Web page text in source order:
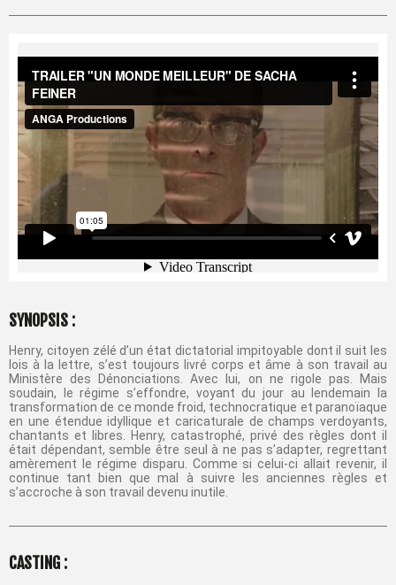
SYNOPSIS :
Henry, citoyen zélé d’un état dictatorial impitoyable dont il suit les
lois à la lettre, s’est toujours livré corps et âme à son travail au
Ministère des Dénonciations. Avec lui, on ne rigole pas. Mais
soudain, le régime s’effondre, voyant du jour au lendemain la
transformation de ce monde froid, technocratique et paranoïaque
en une étendue idyllique et caricaturale de champs verdoyants,
chantants et libres. Henry, catastrophé, privé des règles dont il
était dépendant, semble être seul à ne pas s’adapter, regrettant
amèrement le régime disparu. Comme si celui-ci allait revenir, il
continue tant bien que mal à suivre les anciennes règles et
s’accroche à son travail devenu inutile.
CASTING :